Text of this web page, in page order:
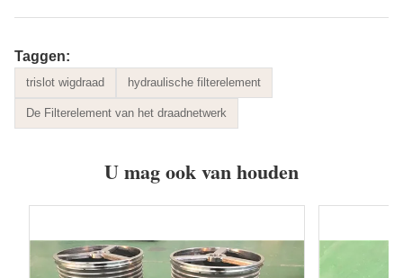
Taggen:
trislot wigdraad hydraulische filterelement
De Filterelement van het draadnetwerk
U mag ook van houden